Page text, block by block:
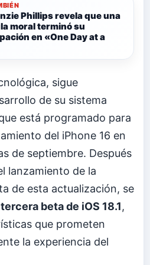
Phillips revela que una
moral terminó su
en «One Day at a
sigue
de su sistema
está programado para
del iPhone 16 en
de septiembre. Después
lanzamiento de la
de esta actualización, se
beta de iOS 18.1,
que prometen
la experiencia del